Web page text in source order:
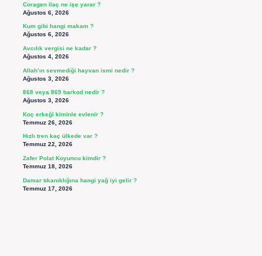
Coragen ilaç ne işe yarar ?
Ağustos 6, 2026
Kum gibi hangi makam ?
Ağustos 6, 2026
Avcılık vergisi ne kadar ?
Ağustos 4, 2026
Allah’ın sevmediği hayvan ismi nedir ?
Ağustos 3, 2026
868 veya 869 barkod nedir ?
Ağustos 3, 2026
Koç erkeği kiminle evlenir ?
Temmuz 26, 2026
Hızlı tren kaç ülkede var ?
Temmuz 22, 2026
Zafer Polat Koyuncu kimdir ?
Temmuz 18, 2026
Damar tıkanıklığına hangi yağ iyi gelir ?
Temmuz 17, 2026